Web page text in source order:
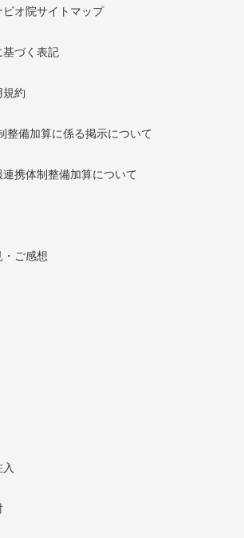
ビオ院サイトマップ
基づく表記
規約
整備加算に係る掲示について
携体制整備加算について
・ご感想